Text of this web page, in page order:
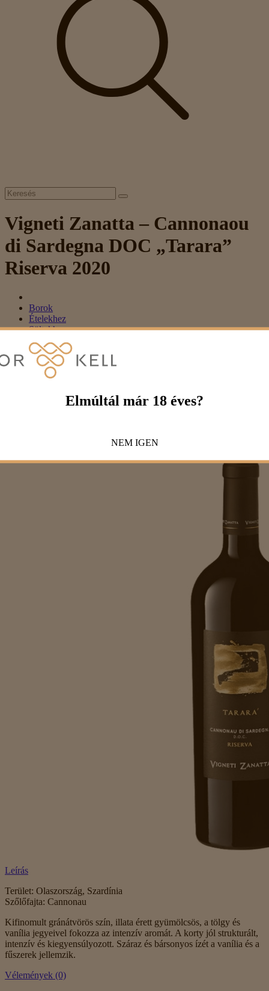
Vigneti Zanatta – Cannonaou
di Sardegna DOC „Tarara”
Riserva 2020
Borok
Ételekhez
Sültekhez
Vigneti Zanatta – Cannonaou di Sardegna DOC „Tarara”
Riserva 2020
Vigneti Zanatta – Cannonaou di Sardegna
DOC „Tarara” Riserva 2020
Leírás
Terület: Olaszország, Szardínia
Szőlőfajta: Cannonau
Kifinomult gránátvörös szín, illata érett gyümölcsös, a tölgy és
vanília jegyeivel fokozza az intenzív aromát. A korty jól strukturált,
intenzív és kiegyensúlyozott. Száraz és bársonyos ízét a vanília és a
fűszerek jellemzik.
Vélemények (0)
Elmúltál már 18 éves?
NEM IGEN